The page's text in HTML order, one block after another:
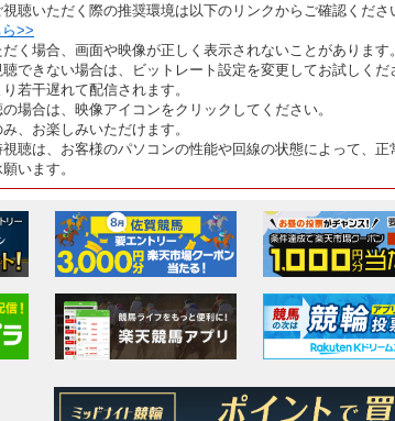
聴いただく際の推奨環境は以下のリンクからご確認くださ
>>
く場合、画面や映像が正しく表示されないことがあります。
できない場合は、ビットレート設定を変更してお試しくだ
若干遅れて配信されます。
場合は、映像アイコンをクリックしてください。
、お楽しみいただけます。
視聴は、お客様のパソコンの性能や回線の状態によって、
います。